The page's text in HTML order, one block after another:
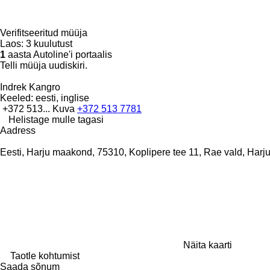
Verifitseeritud müüja
Laos: 3 kuulutust
1 aasta Autoline'i portaalis
Telli müüja uudiskiri.
Indrek Kangro
Keeled: eesti, inglise
+372 513... Kuva +372 513 7781
Helistage mulle tagasi
Aadress
Eesti, Harju maakond, 75310, Koplipere tee 11, Rae vald,
Näita kaarti
Taotle kohtumist
Saada sõnum